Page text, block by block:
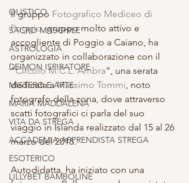
OLISTICO
SACRO MASCHILE
ASTROLOGIA
DEIMON ISPIRATORE
MISTERO E ARTE
MARIA MADDALENA
VITA DA STREGA
ACCADEMIA APPRENDISTA STREGA
ESOTERICO
LILLYBET BAMBOLINE
Il gruppo Fotografico Mediceo di
Poggio, gruppo molto attivo e
accogliente di Poggio a Caiano, ha
organizzato in collaborazione con il
“Circolo M.C.L. Ambra”, una serata
dedicata a Massimo Tommi, noto
fotografo della zona, dove attraverso
scatti fotografici ci parla del suo
viaggio in Islanda realizzato dal 15 al 26
marzo del 2016.
Autodidatta, ha iniziato con una